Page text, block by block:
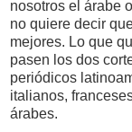
nosotros el árabe
no quiere decir
mejores. Lo que
pasen los dos
periódicos
italianos,
árabes.